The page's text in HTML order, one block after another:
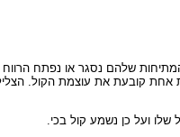
שלהם נסגר או נפתח הרווח
אחת קובעת את עוצמת הקול.
ועל כן נשמע קול בכי.